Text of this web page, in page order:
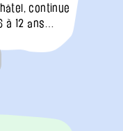
continue
12 ans…